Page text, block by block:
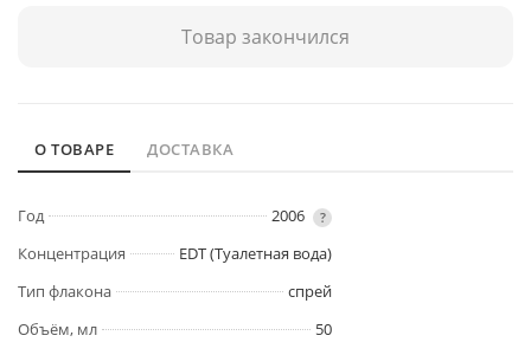
Товар закончился
О ТОВАРЕ ДОСТАВКА
Год 2006 ?
Концентрация
EDT (Туалетная вода)
Тип флакона
спрей
Объём, мл
50